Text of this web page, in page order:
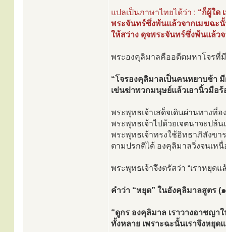
แปลเป็นภาษาไทยได้ว่า : “ก็ผู้ใด
พระจันทร์ซึ่งพ้นแล้วจากเมฆฉะ
ให้สว่าง ดุจพระจันทร์ซึ่งพ้นแล้วจ
พระองคุลิมาลคืออดีตมหาโจรที่
“โจรองคุลิมาลเป็นคนหยาบช้า
เข่นฆ่าพวกมนุษย์แล้วเอานิ้วมือร้
พระพุทธเจ้าเสด็จเดินผ่านทางที่
พระพุทธเจ้าไปด้วยเจตนาจะปล้
พระพุทธเจ้าทรงใช้อิทธาภิสังขา
ตามปรกติได้ องคุลิมาลวิ่งจนเห
พระพุทธเจ้าจึงตรัสว่า “เราหยุด
คำว่า “หยุด” ในอังคุลิมาลสูตร
“ดูกร องคุลิมาล เราวางอาชญา
ทั้งหลาย เพราะฉะนั้นเราจึงหยุด